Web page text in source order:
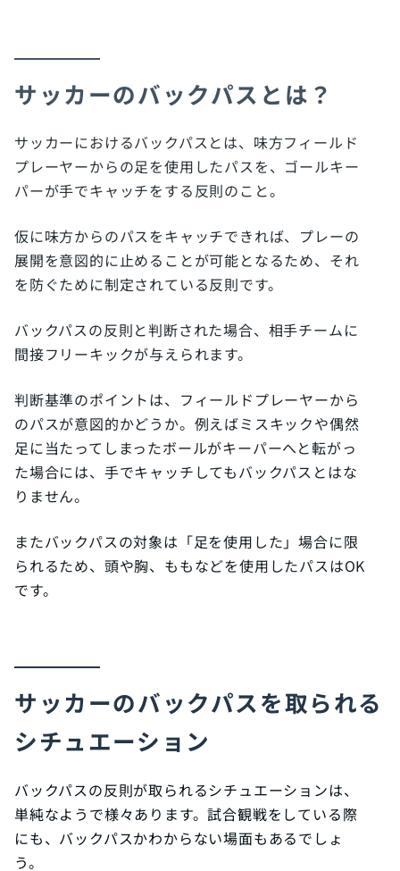
サッカーのバックパスとは？
サッカーにおけるバックパスとは、味方フィールド
プレーヤーからの足を使用したパスを、ゴールキー
パーが手でキャッチをする反則のこと。
仮に味方からのパスをキャッチできれば、プレーの
展開を意図的に止めることが可能となるため、それ
を防ぐために制定されている反則です。
バックパスの反則と判断された場合、相手チームに
間接フリーキックが与えられます。
判断基準のポイントは、フィールドプレーヤーから
のパスが意図的かどうか。例えばミスキックや偶然
足に当たってしまったボールがキーパーへと転がっ
た場合には、手でキャッチしてもバックパスとはな
りません。
またバックパスの対象は「足を使用した」場合に限
られるため、頭や胸、ももなどを使用したパスはOK
です。
サッカーのバックパスを取られる
シチュエーション
バックパスの反則が取られるシチュエーションは、
単純なようで様々あります。試合観戦をしている際
にも、バックパスかわからない場面もあるでしょ
う。